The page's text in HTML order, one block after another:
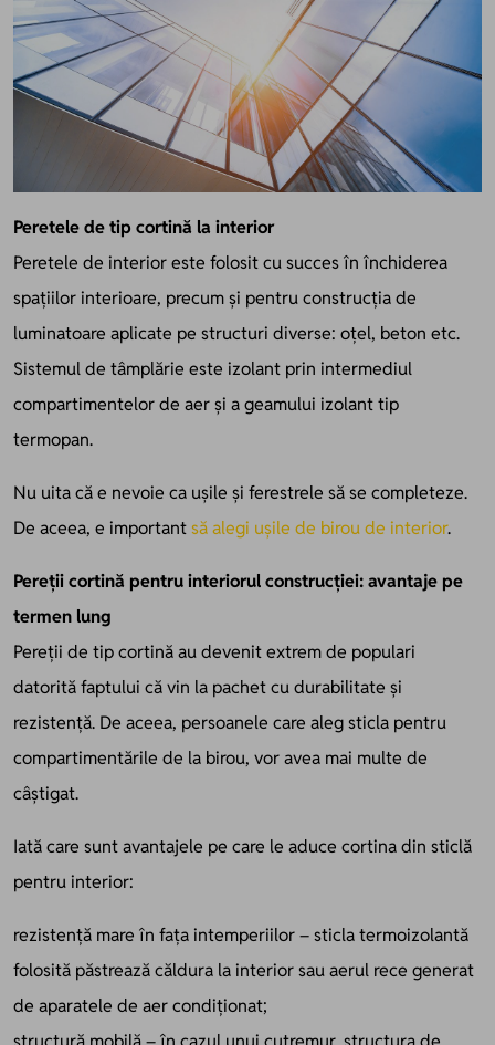
Peretele de tip cortină la interior
Peretele de interior este folosit cu succes în închiderea
spațiilor interioare, precum și pentru construcția de
luminatoare aplicate pe structuri diverse: oțel, beton etc.
Sistemul de tâmplărie este izolant prin intermediul
compartimentelor de aer și a geamului izolant tip
termopan.
Nu uita că e nevoie ca ușile și ferestrele să se completeze.
De aceea, e importantsă alegi ușile de birou de interior.
Pereții cortină pentru interiorul construcției: avantaje pe
termen lung
Pereții de tip cortină au devenit extrem de populari
datorită faptului că vin la pachet cu durabilitate și
rezistență. De aceea, persoanele care aleg sticla pentru
compartimentările de la birou, vor avea mai multe de
câștigat.
Iată care sunt avantajele pe care le aduce cortina din sticlă
pentru interior:
rezistență mare în fața intemperiilor – sticla termoizolantă
folosită păstrează căldura la interior sau aerul rece generat
de aparatele de aer condiționat;